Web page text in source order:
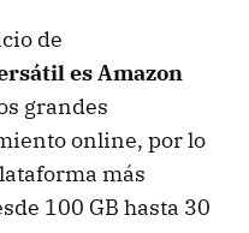
de
es Amazon
grandes
online, por lo
más
100 GB hasta 30